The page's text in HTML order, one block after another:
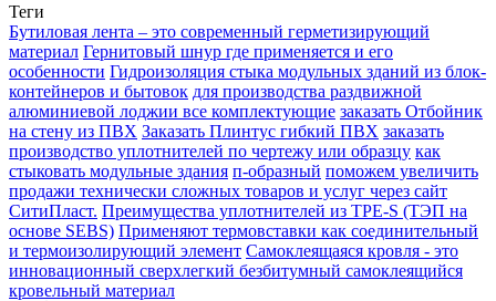
Теги
Бутиловая лента – это современный герметизирующий
материал Гернитовый шнур где применяется и его
особенности Гидроизоляция стыка модульных зданий из блок-
контейнеров и бытовок для производства раздвижной
алюминиевой лоджии все комплектующие заказать Отбойник
на стену из ПВХ Заказать Плинтус гибкий ПВХ заказать
производство уплотнителей по чертежу или образцу как
стыковать модульные здания п-образный поможем увеличить
продажи технически сложных товаров и услуг через сайт
СитиПласт. Преимущества уплотнителей из TPE-S (ТЭП на
основе SEBS) Применяют термовставки как соединительный
и термоизолирующий элемент Самоклеящаяся кровля - это
инновационный сверхлегкий безбитумный самоклеящийся
кровельный материал